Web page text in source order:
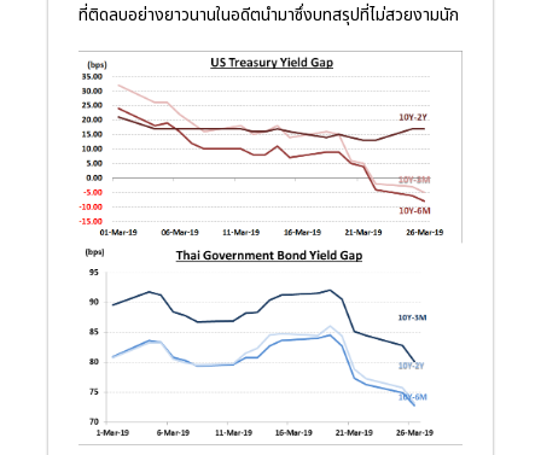
ที่ติดลบอย่างยาวนานในอดีตนำมาซึ่งบทสรุปที่ไม่สวยงามนัก